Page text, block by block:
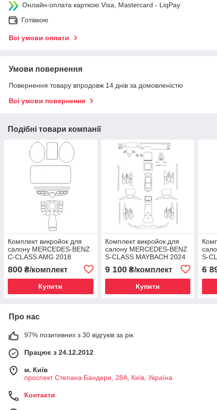
Онлайн-оплата карткою Visa, Mastercard - LiqPay
Готівкою
Всі умови оплати
Умови повернення
Повернення товару впродовж 14 днів за домовленістю
Всі умови повернення
Подібні товари компанії
Комплект викройок для
салону MERCEDES-BENZ
C-CLASS AMG 2018
800 ₴/комплект
Купити
Комплект викройок для
салону MERCEDES-BENZ
S-CLASS MAYBACH 2024
9 100₴/комплект
Купити
S-
6
Про нас
97% позитивних з 30 відгуків за рік
Працює з 24.12.2012
м. Київ
проспект Степана Бандери, 28А, Київ, Україна
Контакти